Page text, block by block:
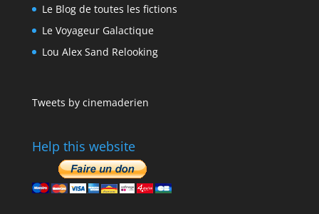
Le Blog de toutes les fictions
Le Voyageur Galactique
Lou Alex Sand Relooking
Tweets by cinemaderien
Help this website